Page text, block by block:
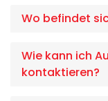
Wo befindet
Wie kann ich
kontaktieren?